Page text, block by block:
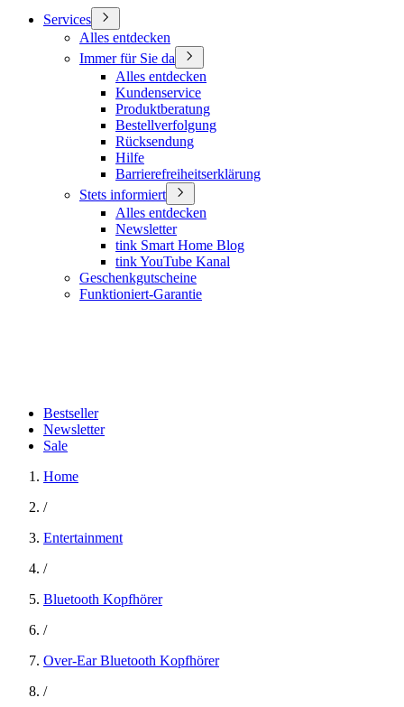
Services
Alles entdecken
Immer für Sie da
Alles entdecken
Kundenservice
Produktberatung
Bestellverfolgung
Rücksendung
Hilfe
Barrierefreiheitserklärung
Stets informiert
Alles entdecken
Newsletter
tink Smart Home Blog
tink YouTube Kanal
Geschenkgutscheine
Funktioniert-Garantie
Bestseller
Newsletter
Sale
Home
/
Entertainment
/
Bluetooth Kopfhörer
/
Over-Ear Bluetooth Kopfhörer
/